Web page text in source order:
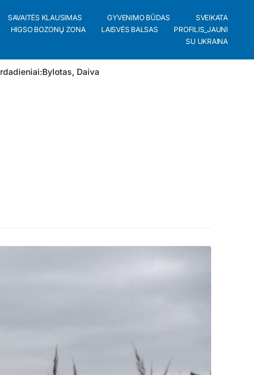
SAVAITĖS KLAUSIMAS GYVENIMO BŪDAS
SVEIKATA
HIGSO BOZONŲ ZONA LAISVĖS BALSAS
PROFILIS_JAUNI
SU UKRAINA
Bylotas, Daiva